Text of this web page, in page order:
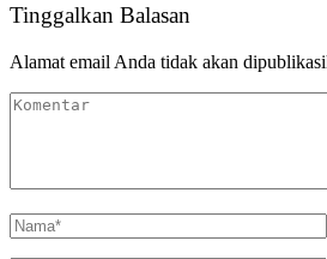
Tinggalkan Balasan
Alamat email Anda tidak akan